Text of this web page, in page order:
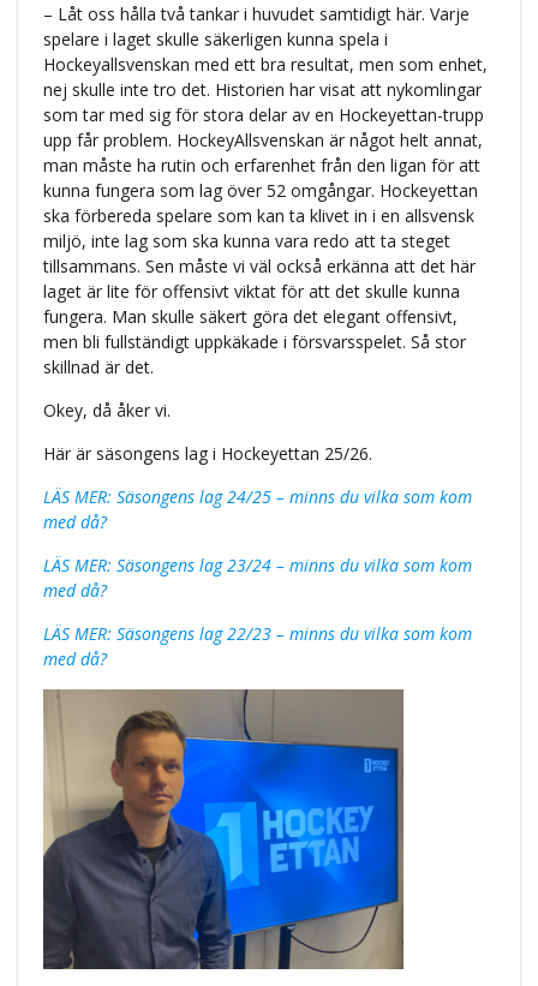
– Låt oss hålla två tankar i huvudet samtidigt här. Varje
spelare i laget skulle säkerligen kunna spela i
Hockeyallsvenskan med ett bra resultat, men som enhet,
nej skulle inte tro det. Historien har visat att nykomlingar
som tar med sig för stora delar av en Hockeyettan-trupp
upp får problem. HockeyAllsvenskan är något helt annat,
man måste ha rutin och erfarenhet från den ligan för att
kunna fungera som lag över 52 omgångar. Hockeyettan
ska förbereda spelare som kan ta klivet in i en allsvensk
miljö, inte lag som ska kunna vara redo att ta steget
tillsammans. Sen måste vi väl också erkänna att det här
laget är lite för offensivt viktat för att det skulle kunna
fungera. Man skulle säkert göra det elegant offensivt,
men bli fullständigt uppkäkade i försvarsspelet. Så stor
skillnad är det.
Okey, då åker vi.
Här är säsongens lag i Hockeyettan 25/26.
LÄS MER: Säsongens lag 24/25 – minns du vilka som kom
med då?
LÄS MER: Säsongens lag 23/24 – minns du vilka som kom
med då?
LÄS MER: Säsongens lag 22/23 – minns du vilka som kom
med då?